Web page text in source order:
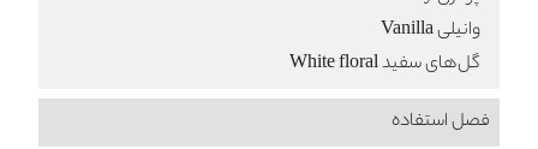
وانیلی Vanilla
گل‌های سفید White floral
فصل استفاده